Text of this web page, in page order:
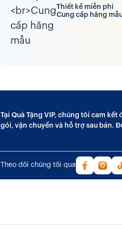
Thiết kế miễn phí
Cung cấp hãng
Tại Quà Tặng VIP, chúng tôi cam
gói, vận chuyển và hỗ trợ sau bán.
Theo dõi chúng tôi qua